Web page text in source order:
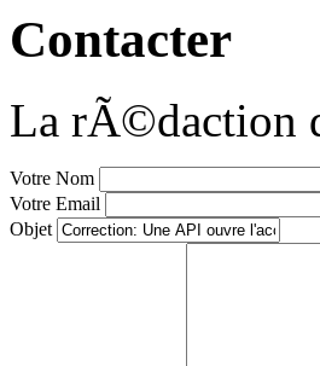
Contacter
La rÃ©daction
Votre Nom
Votre Email
Objet